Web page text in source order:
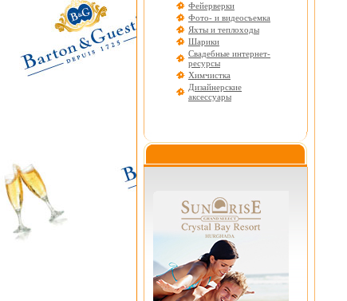
Фейерверки
Фото- и видеосъемка
Яхты и теплоходы
Шарики
Свадебные интернет-
ресурсы
Химчистка
Дизайнерские
аксессуары